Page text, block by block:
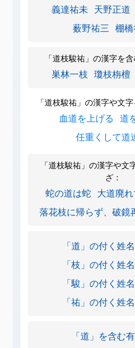
義達祐未 天野正道
薮野祐三 棚
「道枝駿祐」の漢字を
巣林一枝 瓊枝栴檀
「道枝駿祐」の漢字や文
血道を上げる 道
任重くして道
「道枝駿祐」の漢字や文
ざ：
蛇の道は蛇 大道廃
落花枝に帰らず、破鏡
「道」の付く姓
「枝」の付く姓
「駿」の付く姓
「祐」の付く姓
「道」を含む